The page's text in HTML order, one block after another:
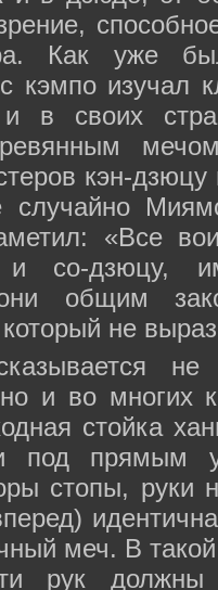
Как уже
кэмпо изучал
в своих
кэн-
случайно
«Все
и со-дзюцу,
они общим
не
не
и во многих
стойка
под прямым
стопы, руки
меч. В
рук